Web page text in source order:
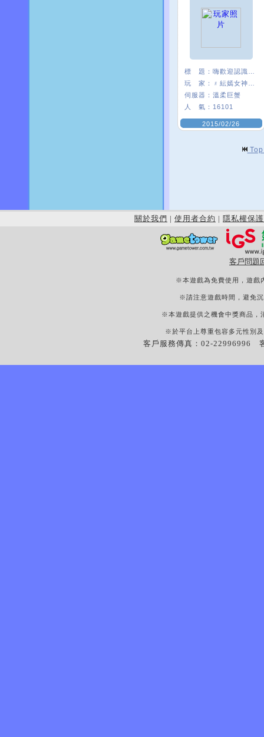
標 題：
玩 家：
伺服器： 溫柔巨蟹
人 氣： 16101
2015/02/26
關於我們 | 使用者合約 | 隱私權保護
客戶問題
※本遊戲為免費使用，遊戲
※請注意遊戲時間，避免
※本遊戲提供之機會中獎商品，
※於平台上尊重包容多元性別
客戶服務傳真：02-22996996